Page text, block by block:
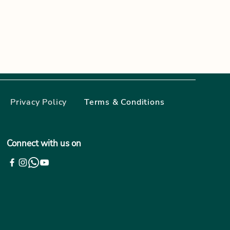
Privacy Policy Terms & Conditions
Connect with us on